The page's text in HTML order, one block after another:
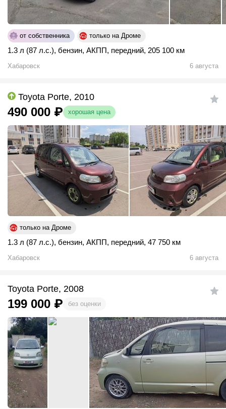
от собственника только на Дроме
1.3 л (87 л.с.), бензин, АКПП, передний, 205 100 км
Хабаровск 6 августа
Toyota Porte, 2010
490 000 ₽ хорошая цена
только на Дроме
1.3 л (87 л.с.), бензин, АКПП, передний, 47 750 км
Хабаровск 6 августа
Toyota Porte, 2008
199 000 ₽ без оценки